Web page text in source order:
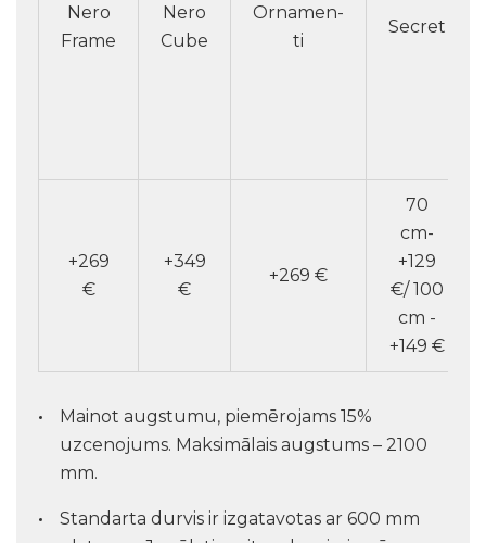
Nero
Frame
Nero
Cube
Ornamen-
ti
Secret
+269
€
+349
€
+269 €
70
cm-
+129
€/ 100
cm -
+149 €
Mainot augstumu, piemērojams 15%
uzcenojums. Maksimālais augstums – 2100
mm.
Standarta durvis ir izgatavotas ar 600 mm